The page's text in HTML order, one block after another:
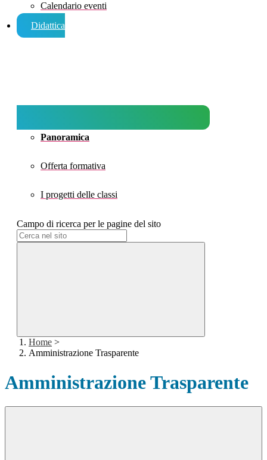
Calendario eventi
Didattica
Panoramica
Offerta formativa
I progetti delle classi
Campo di ricerca per le pagine del sito
Home >
Amministrazione Trasparente
Amministrazione Trasparente